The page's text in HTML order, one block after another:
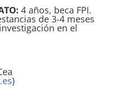
4 años, beca FPI.
de 3-4 meses
en el
)